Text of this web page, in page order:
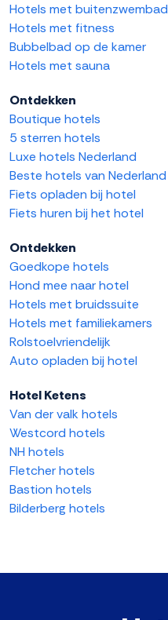
Hotels met buitenzwembad
Hotels met fitness
Bubbelbad op de kamer
Hotels met sauna
Ontdekken
Boutique hotels
5 sterren hotels
Luxe hotels Nederland
Beste hotels van Nederland
Fiets opladen bij hotel
Fiets huren bij het hotel
Ontdekken
Goedkope hotels
Hond mee naar hotel
Hotels met bruidssuite
Hotels met familiekamers
Rolstoelvriendelijk
Auto opladen bij hotel
Hotel Ketens
Van der valk hotels
Westcord hotels
NH hotels
Fletcher hotels
Bastion hotels
Bilderberg hotels